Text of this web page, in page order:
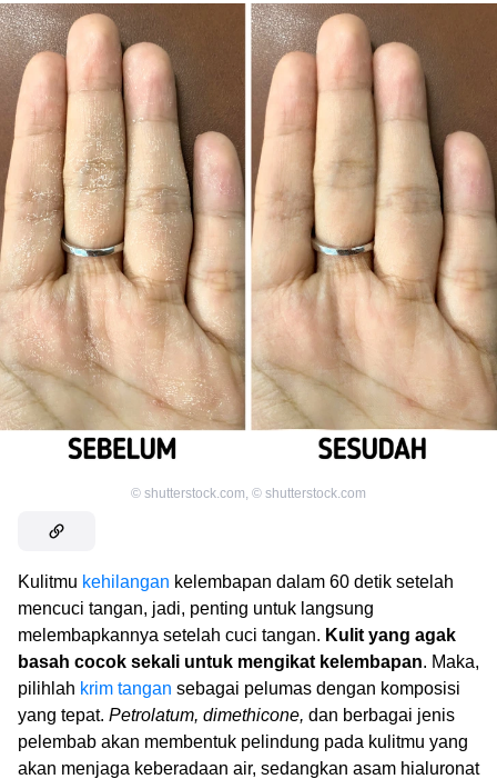
© shutterstock.com, © shutterstock.com
Kulitmu kehilangan kelembapan dalam 60 detik setelah
mencuci tangan, jadi, penting untuk langsung
melembapkannya setelah cuci tangan. Kulit yang agak
basah cocok sekali untuk mengikat kelembapan. Maka,
pilihlah krim tangan sebagai pelumas dengan komposisi
yang tepat. Petrolatum, dimethicone, dan berbagai jenis
pelembab akan membentuk pelindung pada kulitmu yang
akan menjaga keberadaan air, sedangkan asam hialuronat